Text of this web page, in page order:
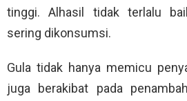
tinggi. Alhasil tidak terlalu
sering dikonsumsi.
Gula tidak hanya memicu
juga berakibat pada